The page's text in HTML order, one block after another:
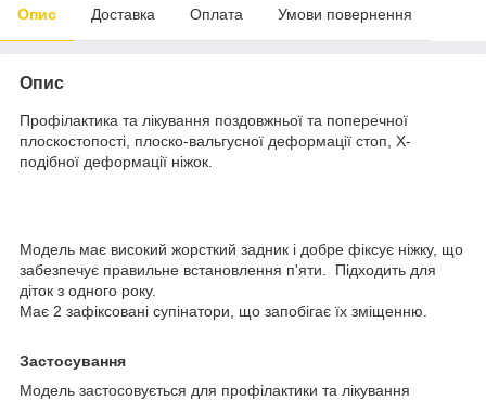
Опис Доставка Оплата Умови повернення
Опис
Профілактика та лікування поздовжньої та поперечної
плоскостопості, плоско-вальгусної деформації стоп, Х-
подібної деформації ніжок.
Модель має високий жорсткий задник і добре фіксує ніжку, що
забезпечує правильне встановлення п'яти. Підходить для
діток з одного року.
Має 2 зафіксовані супінатори, що запобігає їх зміщенню.
Застосування
Модель застосовується для профілактики та лікування